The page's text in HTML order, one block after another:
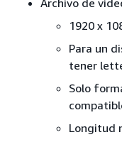
1920 x
Para un
tener
Solo
Longitud